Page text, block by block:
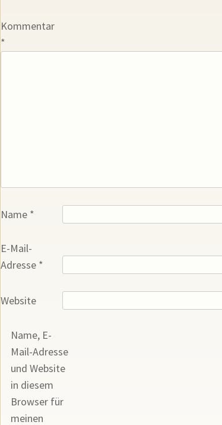
Kommentar
*
Name *
E-Mail-
Adresse *
Website
Name, E-
Mail-Adresse
und Website
in diesem
Browser für
meinen